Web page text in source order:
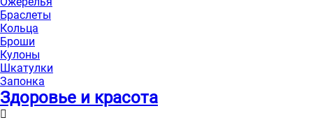
Браслеты
Кольца
Броши
Кулоны
Шкатулки
Запонка
Здоровье и красота